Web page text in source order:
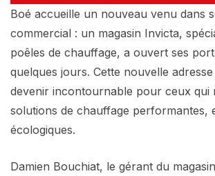
Boé accueille un nouveau venu dans
commercial : un magasin Invicta,
poêles de chauffage, a ouvert ses
quelques jours. Cette nouvelle
devenir incontournable pour ceux qui
solutions de chauffage performantes,
écologiques.
Damien Bouchiat, le gérant du